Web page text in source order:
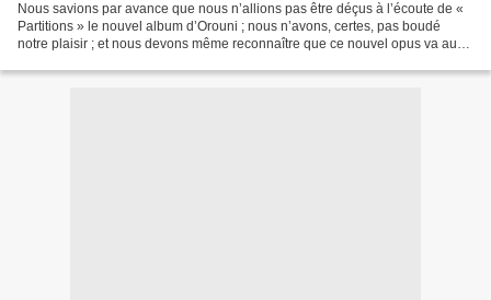
Nous savions par avance que nous n’allions pas être déçus à l’écoute de «
Partitions » le nouvel album d’Orouni ; nous n’avons, certes, pas boudé
notre plaisir ; et nous devons même reconnaître que ce nouvel opus va au-